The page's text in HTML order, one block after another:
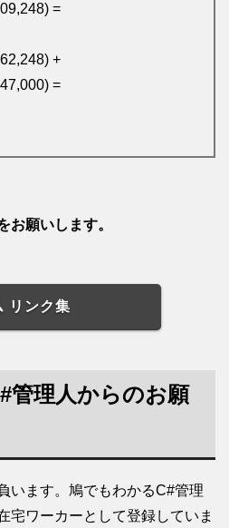
=
+
=
お願いします。
リンク集
管理人からのお願
います。鳩でもわかるC#管理
宅ワーカーとして登録していま